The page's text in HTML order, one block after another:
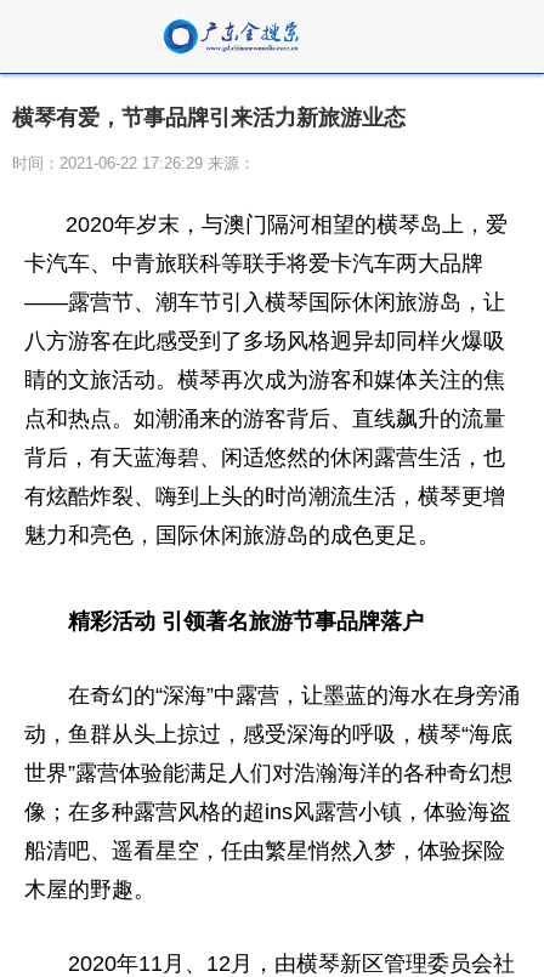
横琴有爱，节事品牌引来活力新旅游业态
时间：2021-06-22 17:26:29 来源：
2020年岁末，与澳门 隔河相望的横琴岛上，爱
卡汽车、中青旅联科等联手将爱卡汽车两大品牌
——露营节、潮车节引入横琴国际休闲旅游岛，让
八方游客在此感受到了多场风格迥异却同样火爆吸
睛的文旅活动。横琴再次成为游客和媒体关注的焦
点和热点。如潮涌来的游客背后、直线飙升的流量
背后，有天蓝海碧、闲适悠然的休闲露营生活，也
有炫酷炸裂、嗨到上头的时尚潮流生活，横琴更增
魅力和亮色，国际休闲旅游岛的成色更足。
精彩活动 引领著名旅游节事品牌落户
在奇幻的“深海”中露营，让墨蓝的海水在身旁涌
动，鱼群从头上掠过，感受深海的呼吸，横琴“海底
世界”露营体验能满足人们对浩瀚海洋的各种奇幻想
像；在多种露营风格的超ins风露营小镇，体验海盗
船清吧、遥看星空，任由繁星悄然入梦，体验探险
木屋的野趣。
2020年11月、12月，由横琴新区管理委员会社